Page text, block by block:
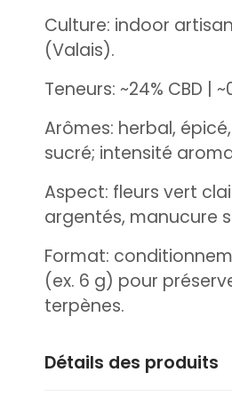
Culture: indoor
(Valais).
Teneurs: ~24% CBD |
Arômes: herbal,
sucré; intensité
Aspect: fleurs vert
argentés, manucure
Format:
(ex. 6 g) pour
terpènes.
Détails des produits